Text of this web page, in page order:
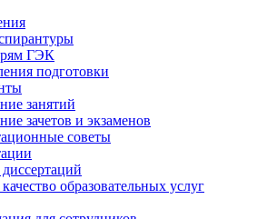
ГЭК
подготовки
занятий
зачетов и экзаменов
советы
образовательных услуг